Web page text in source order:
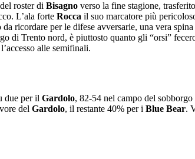
roster di Bisagno verso la fine stagione,
L’ala forte Rocca il suo marcatore più
ricordare per le difese avversarie, una vera
di Trento nord, è piuttosto quanto gli “orsi”
alle semifinali.
due per il Gardolo, 82-54 nel campo del
del Gardolo, il restante 40% per i Blue Bear.